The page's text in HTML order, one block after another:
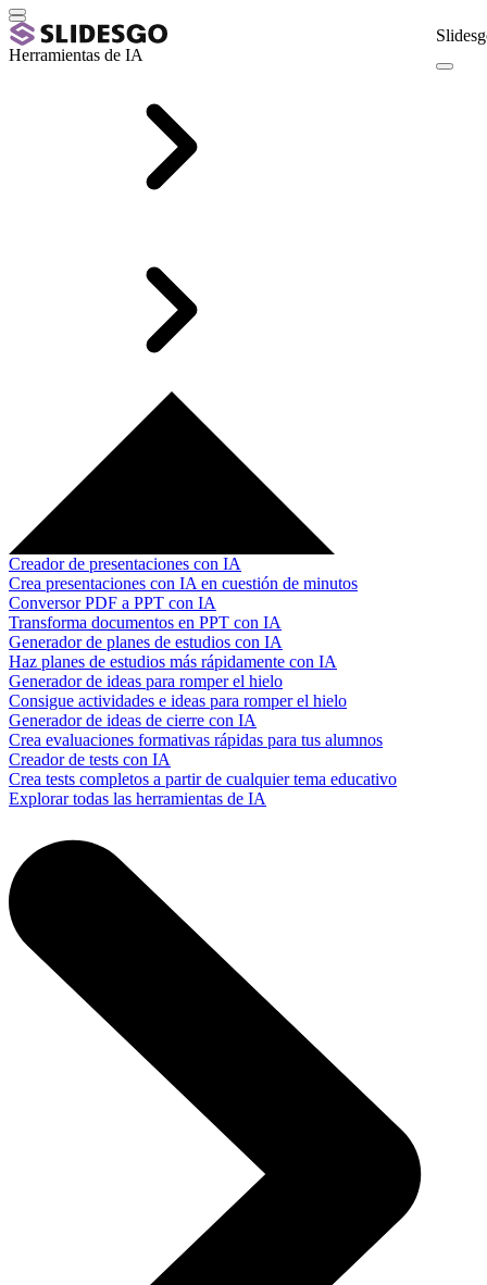
Herramientas de IA
Creador de presentaciones con IA
Crea presentaciones con IA en cuestión de minutos
Conversor PDF a PPT con IA
Transforma documentos en PPT con IA
Generador de planes de estudios con IA
Haz planes de estudios más rápidamente con IA
Generador de ideas para romper el hielo
Consigue actividades e ideas para romper el hielo
Generador de ideas de cierre con IA
Crea evaluaciones formativas rápidas para tus alumnos
Creador de tests con IA
Crea tests completos a partir de cualquier tema educativo
Explorar todas las herramientas de IA